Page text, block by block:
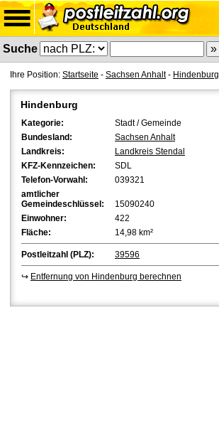
Suche
Ihre Position: Startseite - Sachsen Anhalt- Hindenburg
Hindenburg
Kategorie:
Stadt / Gemeinde
Bundesland:
Sachsen Anhalt
Landkreis:
Landkreis Stendal
KFZ-Kennzeichen:
SDL
Telefon-Vorwahl:
039321
amtlicher
Gemeindeschlüssel:
15090240
Einwohner:
422
Fläche:
14,98 km²
Postleitzahl (PLZ): 39596
↪ Entfernung von Hindenburg berechnen